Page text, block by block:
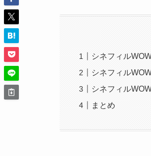
シネフィル
シネフィル
シネフィル
まとめ